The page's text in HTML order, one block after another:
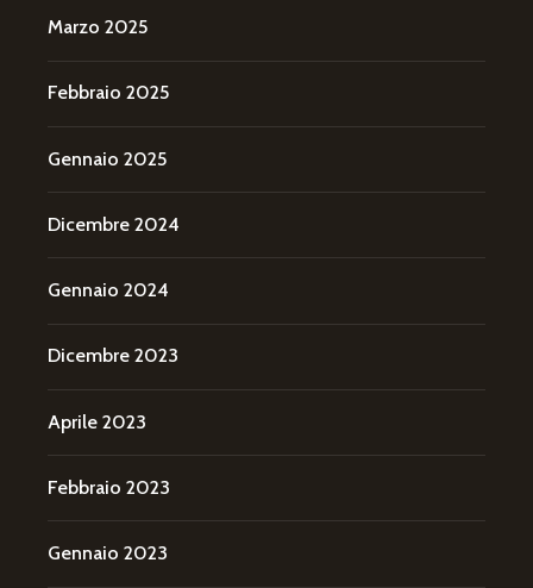
Marzo 2025
Febbraio 2025
Gennaio 2025
Dicembre 2024
Gennaio 2024
Dicembre 2023
Aprile 2023
Febbraio 2023
Gennaio 2023